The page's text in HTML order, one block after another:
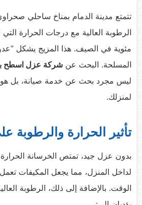
تتمتع مدينة الدمام بمناخ ساحلي
مئوية في الصيف. هذا المزيج يشكل
المسلحة. البحث عن شركة عزل اسطح
ليس مجرد بحث عن خدمة صيانة، بل
لمنزلك.
تأثير الحرارة والرطوبة
بدون عزل جيد، تمتص الخرسانة الحرارة
لداخل المنزل، مما يجعل المكيفات
الوقت. بالإضافة إلى ذلك، الرطوبة